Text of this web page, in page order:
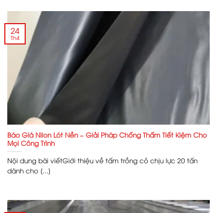
Báo Giá Nilon Lót Nền – Giải Pháp Chống Thấm Tiết Kiệm Cho
Mọi Công Trình
Nội dung bài viếtGiới thiệu về tấm trồng cỏ chịu lực 20 tấn
dành cho [...]
24
Th4